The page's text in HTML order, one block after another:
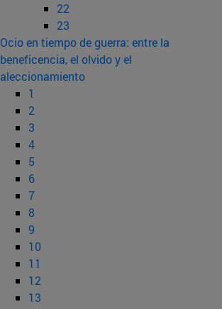
22
23
Ocio en tiempo de guerra: entre la
beneficencia, el olvido y el
aleccionamiento
1
2
3
4
5
6
7
8
9
10
11
12
13